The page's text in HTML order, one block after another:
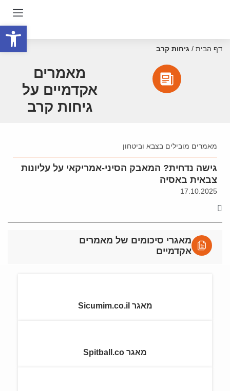
דף הבית / גיחות קרב
מאמרים
אקדמיים על
גיחות קרב
מאמרים מובילים בצבא וביטחון
גישה נדחית? המאבק הסיני-אמריקאי על עליונות
צבאית באסיה
17.10.2025
מאגרי סיכומים של מאמרים
אקדמיים
מאגר Sicumim.co.il
מאגר Spitball.co
פתח